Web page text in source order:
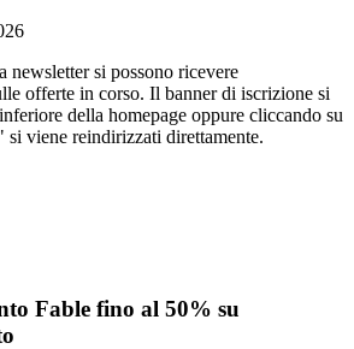
newsletter si possono ricevere
offerte in corso. Il banner di iscrizione si
della homepage oppure cliccando su
viene reindirizzati direttamente.
Fable fino al 50% su